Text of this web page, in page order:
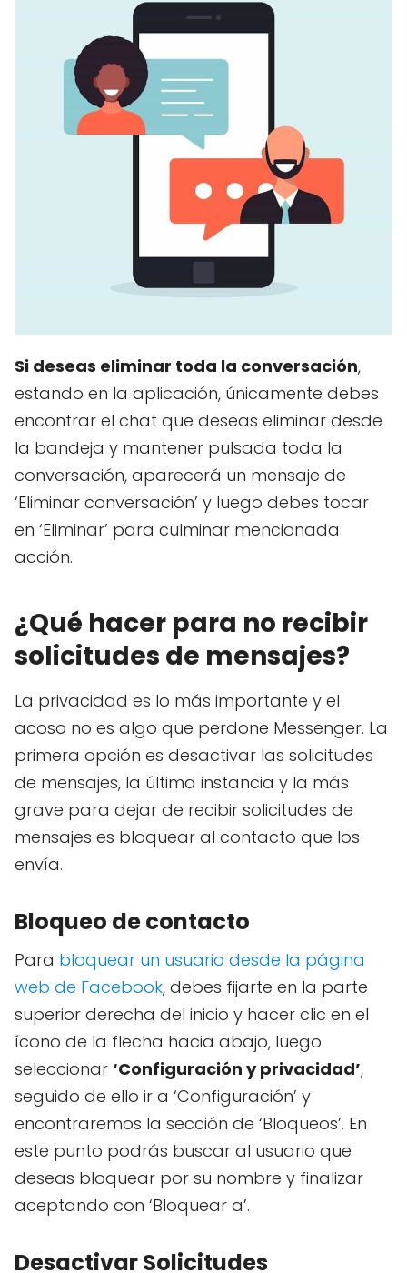
Si deseas eliminar toda la conversación,
estando en la aplicación, únicamente debes
encontrar el chat que deseas eliminar desde
la bandeja y mantener pulsada toda la
conversación, aparecerá un mensaje de
‘Eliminar conversación’ y luego debes tocar
en ‘Eliminar’ para culminar mencionada
acción.
¿Qué hacer para no recibir
solicitudes de mensajes?
La privacidad es lo más importante y el
acoso no es algo que perdone Messenger. La
primera opción es desactivar las solicitudes
de mensajes, la última instancia y la más
grave para dejar de recibir solicitudes de
mensajes es bloquear al contacto que los
envía.
Bloqueo de contacto
Para bloquear un usuario desde la página
web de Facebook, debes fijarte en la parte
superior derecha del inicio y hacer clic en el
ícono de la flecha hacia abajo, luego
seleccionar ‘Configuración y privacidad’,
seguido de ello ir a ‘Configuración’ y
encontraremos la sección de ‘Bloqueos’. En
este punto podrás buscar al usuario que
deseas bloquear por su nombre y finalizar
aceptando con ‘Bloquear a’.
Desactivar Solicitudes